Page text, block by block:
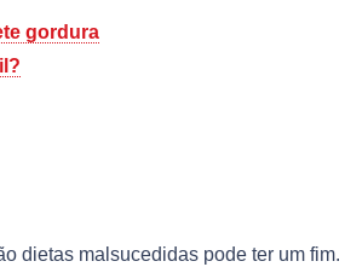
gordura
dietas malsucedidas pode ter um fim.